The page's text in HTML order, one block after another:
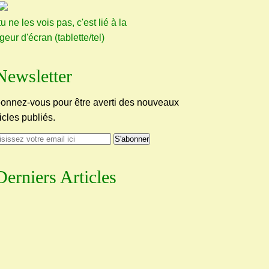
ne les vois pas, c'est lié à la
d'écran (tablette/tel)
vous pour être averti des nouveaux
publiés.
Articles